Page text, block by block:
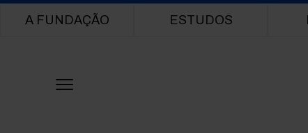
Main navigation
A FUNDAÇÃO ESTUDOS